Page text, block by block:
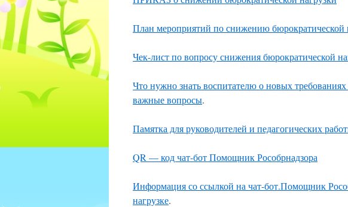
План мероприятий по снижению бюрократической
Чек-лист по вопросу снижения бюрократической
Что нужно знать воспитателю о новых
важные вопросы.
Памятка для руководителей и педагогических
QR — код чат-бот Помощник Рособрнадзора
Информация со ссылкой на чат-бот.Помощник
нагрузке.